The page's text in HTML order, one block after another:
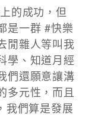
的成功，但
是一群 #快樂
閒雜人等叫我
學、知道月經
們還願意讓溝
多元性，而且
我們算是發展